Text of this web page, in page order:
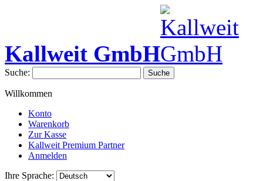
Kallweit GmbH
Suche: Suche
Willkommen
Konto
Warenkorb
Zur Kasse
Kallweit Premium Partner
Anmelden
Ihre Sprache: